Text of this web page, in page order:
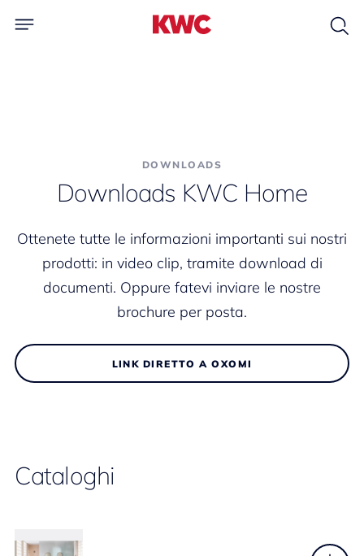
DOWNLOADS
Downloads KWC Home
Ottenete tutte le informazioni importanti sui nostri
prodotti: in video clip, tramite download di
documenti. Oppure fatevi inviare le nostre
brochure per posta.
LINK DIRETTO A OXOMI
Cataloghi